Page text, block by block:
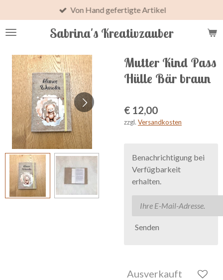
Hauptinhalt
springen
Sabrina's Kreativzauber
Von Hand gefertigte Artikel
Mutter Kind Pass
Hülle Bär braun
€ 12,00
zzgl. Versandkosten
Benachrichtigung bei
Verfügbarkeit
erhalten.
Senden
Ausverkauft